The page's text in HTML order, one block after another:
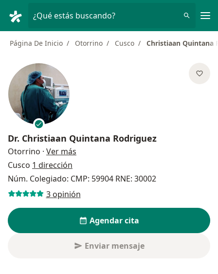
¿Qué estás buscando?
Página De Inicio Otorrino Cusco Christiaan Quintana
Dr. Christiaan Quintana Rodriguez
Otorrino · Ver más
Cusco 1 dirección
Núm. Colegiado: CMP: 59904 RNE: 30002
3 opinión
Agendar cita
Enviar mensaje